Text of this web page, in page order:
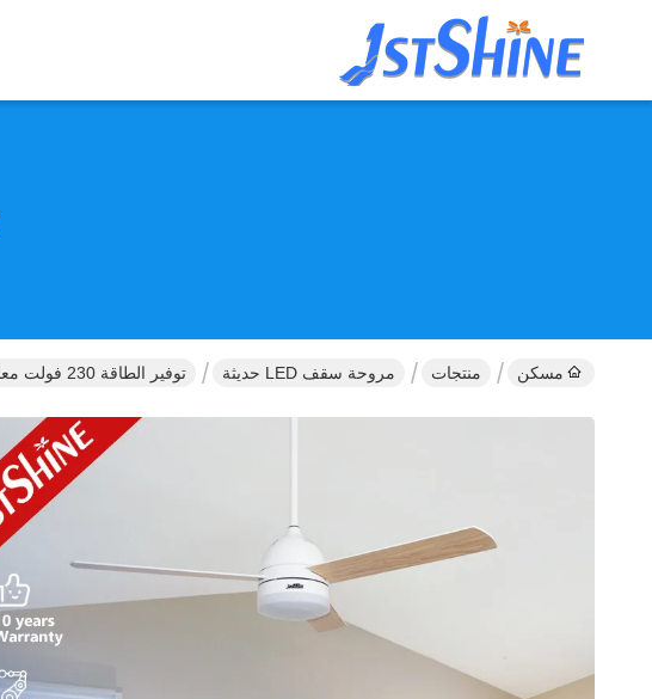
مسكن منتجات مروحة سقف LED حديثة توفير الطاقة 230 فولت معاصرة داخلية APP التحكم المروحة السقفية 100٪ النحاس المحرك